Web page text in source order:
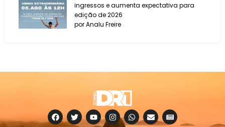
ingressos e aumenta expectativa para
edição de 2026
por Analu Freire